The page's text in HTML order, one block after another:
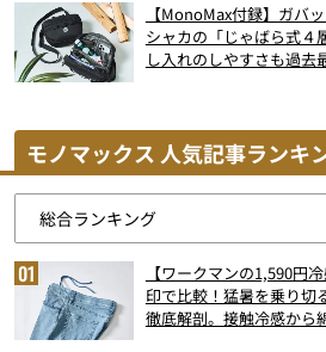
【MonoMax付録】ガバ
シャカの「じゃばら式４
し入れのしやすさも過去
モノマックス 人気記事ランキ
【ワークマンの1,590円
印で比較！猛暑を乗り切
徹底解剖。接触冷感から